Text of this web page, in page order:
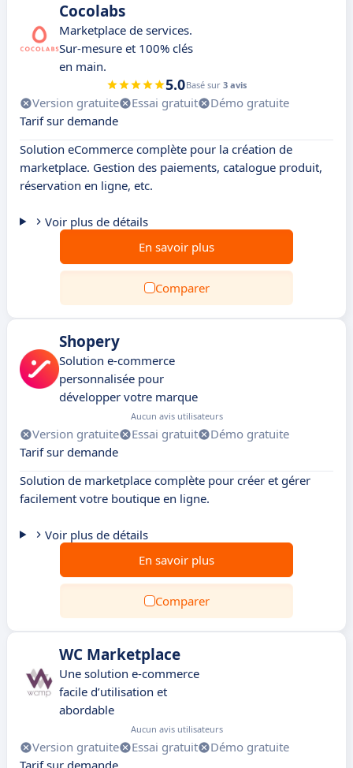
Cocolabs
Marketplace de services.
Sur-mesure et 100% clés
en main.
5.0Basé sur 3 avis
Version gratuite Essai gratuit
Démo gratuite
Tarif sur demande
Solution eCommerce complète pour la création de
marketplace. Gestion des paiements, catalogue produit,
réservation en ligne, etc.
Voir plus de détails
En savoir plus
Comparer
Shopery
Solution e-commerce
personnalisée pour
développer votre marque
Aucun avis utilisateurs
Version gratuite Essai gratuit
Démo gratuite
Tarif sur demande
Solution de marketplace complète pour créer et gérer
facilement votre boutique en ligne.
Voir plus de détails
En savoir plus
Comparer
WC Marketplace
Une solution e-commerce
facile d’utilisation et
abordable
Aucun avis utilisateurs
Version gratuite Essai gratuit
Démo gratuite
Tarif sur demande